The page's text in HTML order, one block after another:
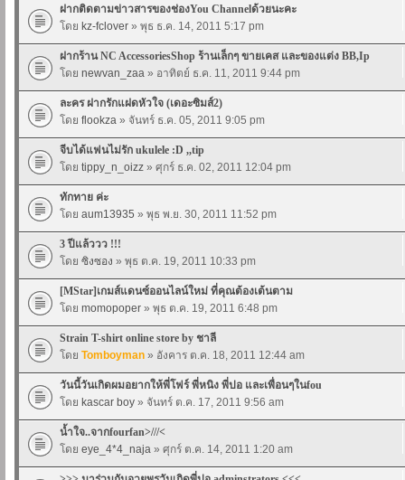
ฝากติดตามข่าวสารของช่องYou Channelด้วยนะคะ
โดย kz-fclover » พุธ ธ.ค. 14, 2011 5:17 pm
ฝากร้าน NC AccessoriesShop ร้านเล็กๆ ขายเคส และของแต่ง BB,Ip
โดย newvan_zaa » อาทิตย์ ธ.ค. 11, 2011 9:44 pm
ละคร ฝากรักแฝดหัวใจ (เดอะซิมส์2)
โดย flookza » จันทร์ ธ.ค. 05, 2011 9:05 pm
จีบได้แฟนไม่รัก ukulele :D ,,tip
โดย tippy_n_oizz » ศุกร์ ธ.ค. 02, 2011 12:04 pm
ทักทาย ค่ะ
โดย aum13935 » พุธ พ.ย. 30, 2011 11:52 pm
3 ปีแล้ววว !!!
โดย ซิงซอง » พุธ ต.ค. 19, 2011 10:33 pm
[MStar]เกมส์แดนซ์ออนไลน์ใหม่ ที่คุณต้องเต้นตาม
โดย momopoper » พุธ ต.ค. 19, 2011 6:48 pm
Strain T-shirt online store by ชาลี
โดย Tomboyman » อังคาร ต.ค. 18, 2011 12:44 am
วันนี้วันเกิดผมอยากให้พี่โฟร์ พี่หนิง พี่ปอ และเพื่อนๆในfou
โดย kascar boy » จันทร์ ต.ค. 17, 2011 9:56 am
น้ำใจ..จากfourfan>///<
โดย eye_4*4_naja » ศุกร์ ต.ค. 14, 2011 1:20 am